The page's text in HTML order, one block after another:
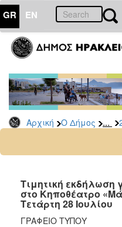
GR EN
Αρχική Ο Δήμος ...
ΔΗΜΟΣ
Δελτία
Τύπου
Αρχείο
2026
2024
2022
2021
Τιμητική εκδήλωση
στο Κηποθέατρο
Τετάρτη 28 Ιουλίου
ΓΡΑΦΕΙΟ ΤΥΠΟΥ